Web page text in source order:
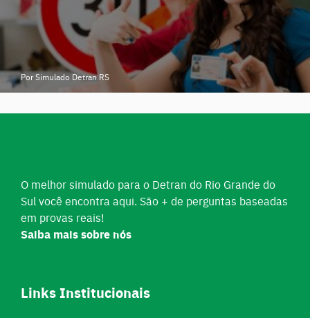
Por Simulado Detran RS
O melhor simulado para o Detran do Rio Grande do
Sul você encontra aqui. São + de perguntas baseadas
em provas reais!
Saiba mais sobre nós
Links Institucionais